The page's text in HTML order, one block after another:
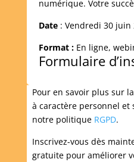
numérique. Votre
Date: Vendredi 30 juin
Format :En ligne,
Formulaire
Pour en savoir plus sur
à caractère personnel et
notre politique RGPD.
Inscrivez-vous dès
gratuite pour améliorer